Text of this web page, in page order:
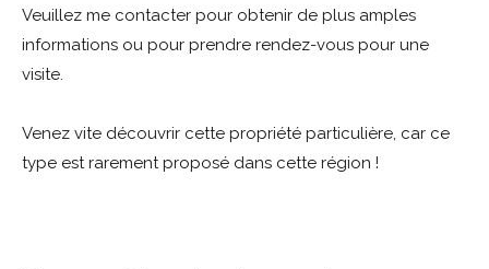
Veuillez me contacter pour obtenir de plus amples
informations ou pour prendre rendez-vous pour une
visite.
Venez vite découvrir cette propriété particulière, car ce
type est rarement proposé dans cette région !